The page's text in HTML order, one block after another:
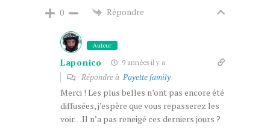
0
Répondre
Auteur
Laponico 9 années il y a
Répondre à Payette family
Merci ! Les plus belles n’ont pas encore été
diffusées, j’espère que vous repasserez les
voir…Il n’a pas reneigé ces derniers jours ?